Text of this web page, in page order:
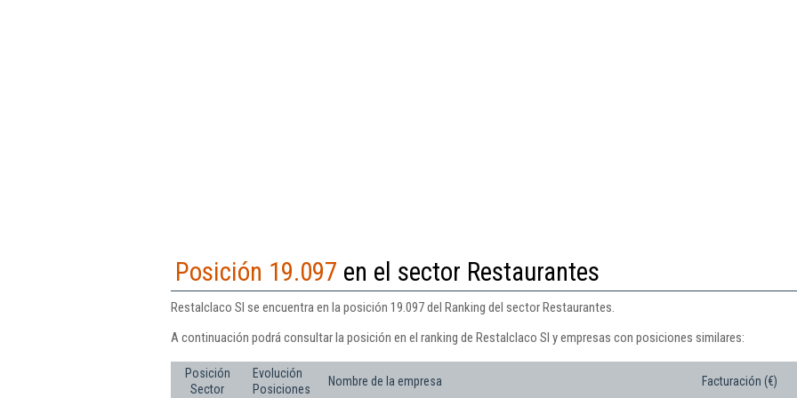
Posición 19.097 en el sector Restaurantes
Restalclaco Sl se encuentra en la posición 19.097 del Ranking del sector Restaurantes.
A continuación podrá consultar la posición en el ranking de Restalclaco Sl y empresas con posiciones similares:
Posición
Sector
Evolución
Posiciones
Nombre de la empresa Facturación (€)